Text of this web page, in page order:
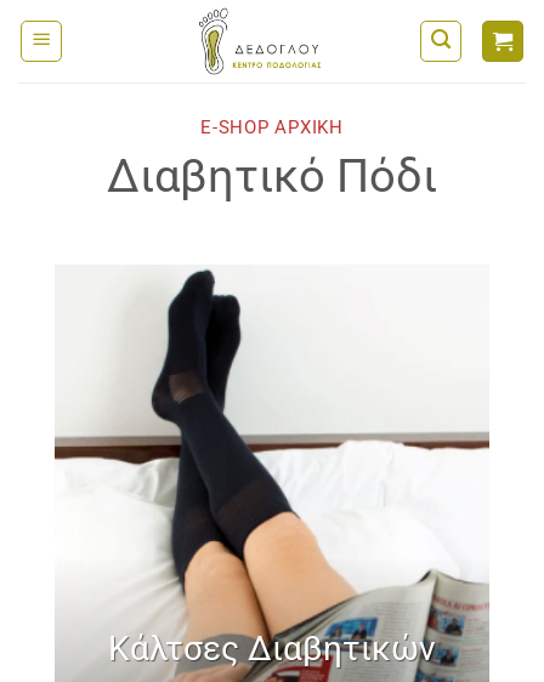
Μετάβαση
στο
E-SHOP ΑΡΧΙΚΗ
Διαβητικό Πόδι
Κάλτσες Διαβητικών